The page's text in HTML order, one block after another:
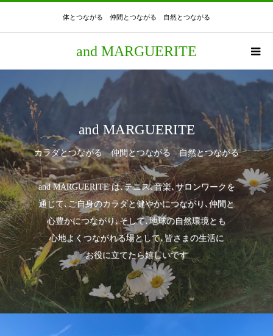
体とつながる 仲間とつながる 自然とつながる
and MARGUERITE
and MARGUERITE
カラダとつながる 仲間とつながる 自然とつながる
and MARGUERITE は､テニス､音楽､サロンワークを
通じて､ご自身のカラダと健やかにつながり､仲間と
心豊かにつながり､そして､地球の自然環境とも
心地よくつながれる場として､皆さまの生活に
お役に立てたら嬉しいです